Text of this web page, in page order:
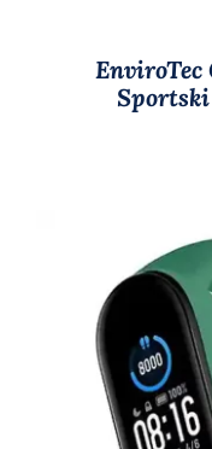
EnviroTec